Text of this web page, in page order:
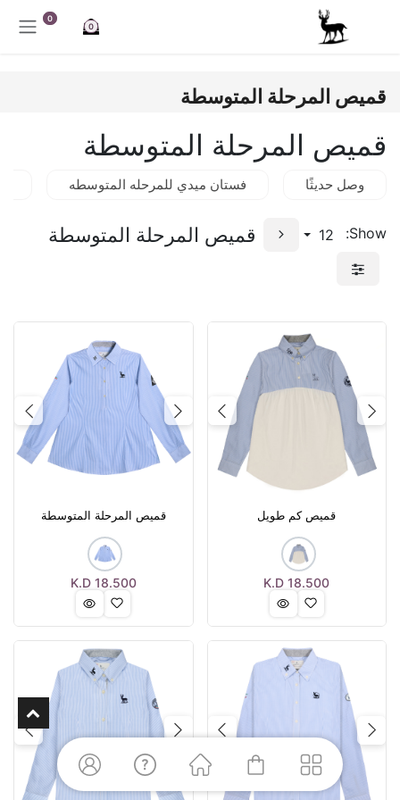
تخطي للذهاب إلى المحتوى
0
0
قميص المرحلة المتوسطة
قميص المرحلة المتوسطة
وصل حديثًا فستان ميدي للمرحله المتوسطه
Show:
12 قميص المرحلة المتوسطة
Previous
Next
قميص كم طويل
18.500
K.D
Previous
قميص المرحلة المتوسطة
18.500
K.D
Previous
Next
Previous